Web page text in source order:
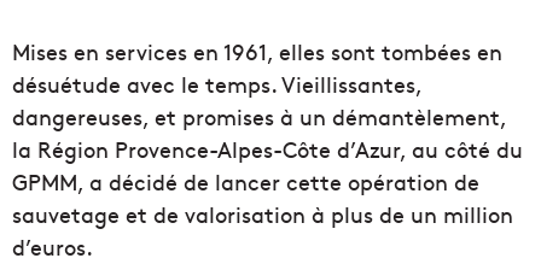
Mises en services en 1961, elles sont tombées en
désuétude avec le temps. Vieillissantes,
dangereuses, et promises à un démantèlement,
la Région Provence-Alpes-Côte d’Azur, au côté du
GPMM, a décidé de lancer cette opération de
sauvetage et de valorisation à plus de un million
d’euros.